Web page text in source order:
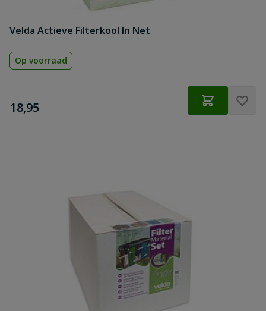
Velda Actieve Filterkool In Net
Op voorraad
€
18,95